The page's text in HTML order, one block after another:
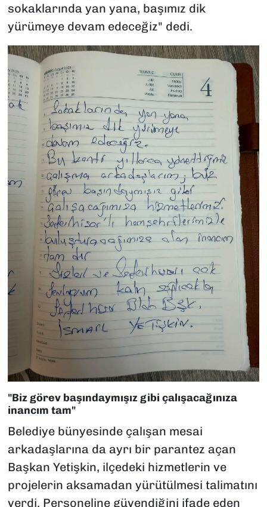
sokaklarında yan yana, başımız dik
yürümeye devam edeceğiz" dedi.
"Biz görev başındaymışız gibi çalışacağınıza
inancım tam"
Belediye bünyesinde çalışan mesai
arkadaşlarına da ayrı bir parantez açan
Başkan Yetişkin, ilçedeki hizmetlerin ve
projelerin aksamadan yürütülmesi talimatını
verdi. Personeline güvendiğini ifade eden